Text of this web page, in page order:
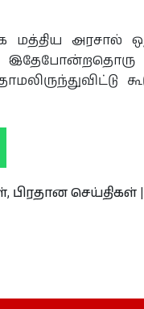
அரசால்
, பிரதான செய்திகள் |